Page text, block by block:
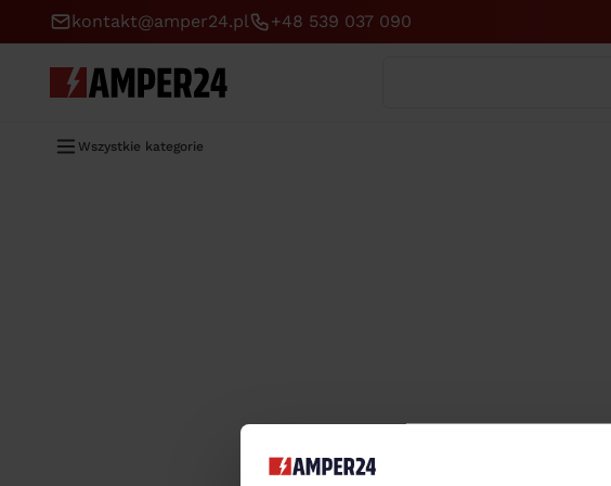
kontakt@amper24.pl +48 539 037 090
Wszystkie kategorie